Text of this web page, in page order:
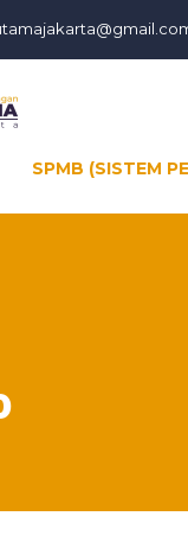
SPMB (SISTEM